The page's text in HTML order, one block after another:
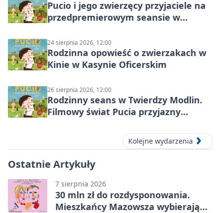
Pucio i jego zwierzęcy przyjaciele na
przedpremierowym seansie w
24 sierpnia 2026, 12:00
Rodzinna opowieść o zwierzakach w
Kinie w Kasynie Oficerskim
26 sierpnia 2026, 12:00
Rodzinny seans w Twierdzy Modlin.
Filmowy świat Pucia przyjazny
Kolejne wydarzenia
Ostatnie Artykuły
7 sierpnia 2026
30 mln zł do rozdysponowania.
Mieszkańcy Mazowsza wybierają